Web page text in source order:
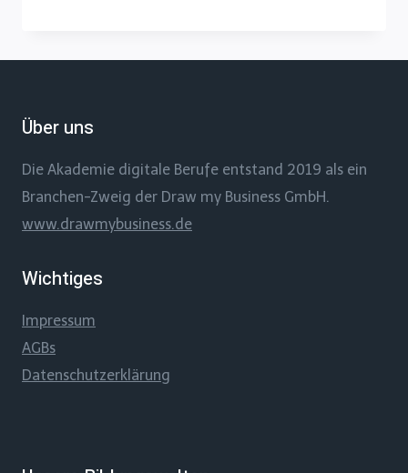
Über uns
Die Akademie digitale Berufe entstand 2019 als ein
Branchen-Zweig der Draw my Business GmbH.
www.drawmybusiness.de
Wichtiges
Impressum
AGBs
Datenschutzerklärung